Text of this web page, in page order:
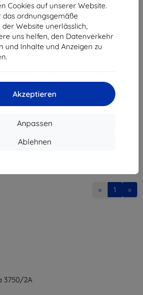
Cookies auf unserer Website.
das ordnungsgemäße
Website unerlässlich,
uns helfen, den Datenverkehr
und Inhalte und Anzeigen zu
Akzeptieren
Anpassen
Ablehnen
« 1 »
3750/2A